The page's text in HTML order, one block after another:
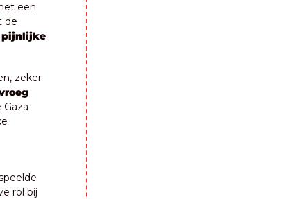
een
de
pijnlijke
zeker
Gaza-
rol bij